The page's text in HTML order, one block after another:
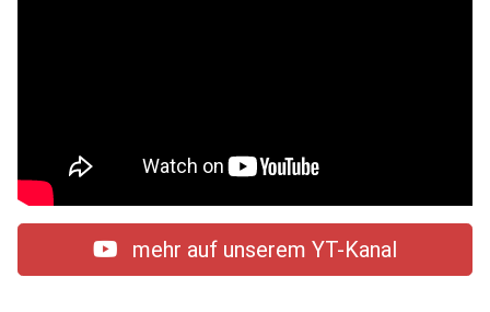
mehr auf unserem YT-Kanal